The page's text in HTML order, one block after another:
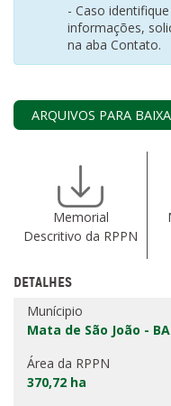
- Caso
informações,
na aba Contato.
ARQUIVOS PARA
Memorial
Descritivo da RPPN
DETALHES
Munícipio
Mata de São João - BA
Área da RPPN
370,72 ha